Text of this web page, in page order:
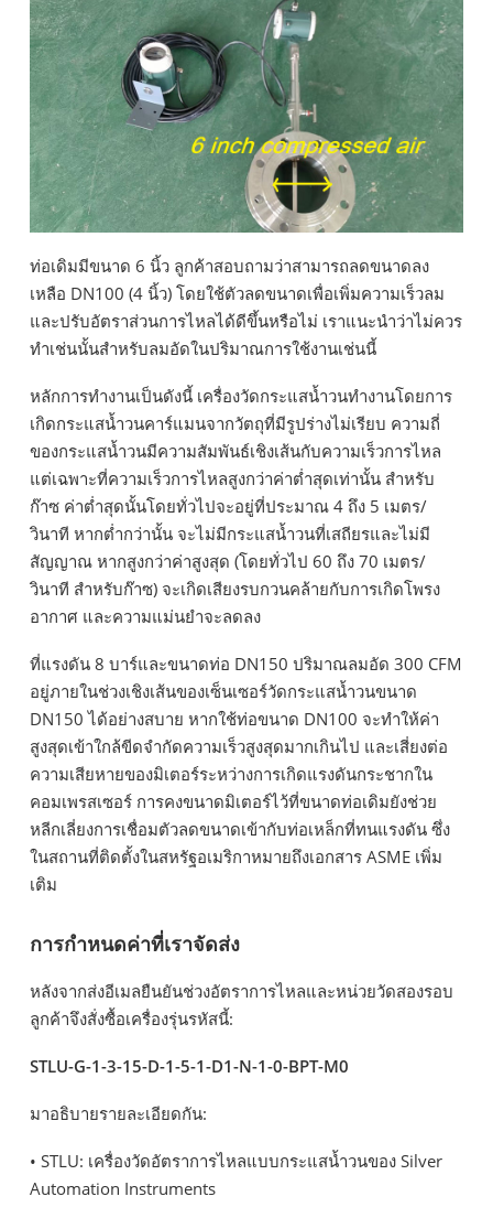
ท่อเดิมมีขนาด 6 นิ้ว ลูกค้าสอบถามว่าสามารถลดขนาดลง
เหลือ DN100 (4 นิ้ว) โดยใช้ตัวลดขนาดเพื่อเพิ่มความเร็วลม
และปรับอัตราส่วนการไหลได้ดีขึ้นหรือไม่ เราแนะนำว่าไม่ควร
ทำเช่นนั้นสำหรับลมอัดในปริมาณการใช้งานเช่นนี้
หลักการทำงานเป็นดังนี้ เครื่องวัดกระแสน้ำวนทำงานโดยการ
เกิดกระแสน้ำวนคาร์แมนจากวัตถุที่มีรูปร่างไม่เรียบ ความถี่
ของกระแสน้ำวนมีความสัมพันธ์เชิงเส้นกับความเร็วการไหล
แต่เฉพาะที่ความเร็วการไหลสูงกว่าค่าต่ำสุดเท่านั้น สำหรับ
ก๊าซ ค่าต่ำสุดนั้นโดยทั่วไปจะอยู่ที่ประมาณ 4 ถึง 5 เมตร/
วินาที หากต่ำกว่านั้น จะไม่มีกระแสน้ำวนที่เสถียรและไม่มี
สัญญาณ หากสูงกว่าค่าสูงสุด (โดยทั่วไป 60 ถึง 70 เมตร/
วินาที สำหรับก๊าซ) จะเกิดเสียงรบกวนคล้ายกับการเกิดโพรง
อากาศ และความแม่นยำจะลดลง
ที่แรงดัน 8 บาร์และขนาดท่อ DN150 ปริมาณลมอัด 300 CFM
อยู่ภายในช่วงเชิงเส้นของเซ็นเซอร์วัดกระแสน้ำวนขนาด
DN150 ได้อย่างสบาย หากใช้ท่อขนาด DN100 จะทำให้ค่า
สูงสุดเข้าใกล้ขีดจำกัดความเร็วสูงสุดมากเกินไป และเสี่ยงต่อ
ความเสียหายของมิเตอร์ระหว่างการเกิดแรงดันกระชากใน
คอมเพรสเซอร์ การคงขนาดมิเตอร์ไว้ที่ขนาดท่อเดิมยังช่วย
หลีกเลี่ยงการเชื่อมตัวลดขนาดเข้ากับท่อเหล็กที่ทนแรงดัน ซึ่ง
ในสถานที่ติดตั้งในสหรัฐอเมริกาหมายถึงเอกสาร ASME เพิ่ม
เติม
การกำหนดค่าที่เราจัดส่ง
หลังจากส่งอีเมลยืนยันช่วงอัตราการไหลและหน่วยวัดสองรอบ
ลูกค้าจึงสั่งซื้อเครื่องรุ่นรหัสนี้:
STLU-G-1-3-15-D-1-5-1-D1-N-1-0-BPT-M0
มาอธิบายรายละเอียดกัน:
• STLU: เครื่องวัดอัตราการไหลแบบกระแสน้ำวนของ Silver
Automation Instruments